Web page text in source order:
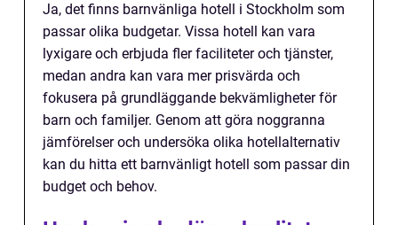
Ja, det finns barnvänliga hotell i Stockholm som
passar olika budgetar. Vissa hotell kan vara
lyxigare och erbjuda fler faciliteter och tjänster,
medan andra kan vara mer prisvärda och
fokusera på grundläggande bekvämligheter för
barn och familjer. Genom att göra noggranna
jämförelser och undersöka olika hotellalternativ
kan du hitta ett barnvänligt hotell som passar din
budget och behov.